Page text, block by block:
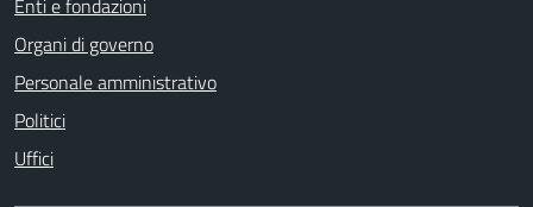
Organi di governo
Personale amministrativo
Politici
Uffici